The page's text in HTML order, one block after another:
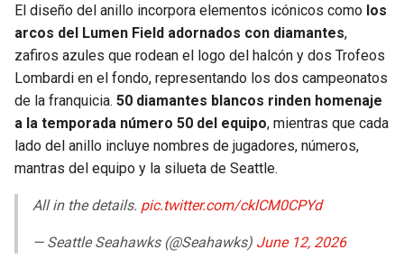
El diseño del anillo incorpora elementos icónicos como los
arcos del Lumen Field adornados con diamantes,
zafiros azules que rodean el logo del halcón y dos Trofeos
Lombardi en el fondo, representando los dos campeonatos
de la franquicia. 50 diamantes blancos rinden homenaje
a la temporada número 50 del equipo, mientras que cada
lado del anillo incluye nombres de jugadores, números,
mantras del equipo y la silueta de Seattle.
All in the details. pic.twitter.com/cklCM0CPYd
— Seattle Seahawks (@Seahawks) June 12, 2026